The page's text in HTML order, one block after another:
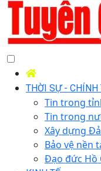
THỜI SỰ - CHÍNH
Tin trong
Tin trong
Xây dựng
Bảo vệ nền
Đạo đức Hồ